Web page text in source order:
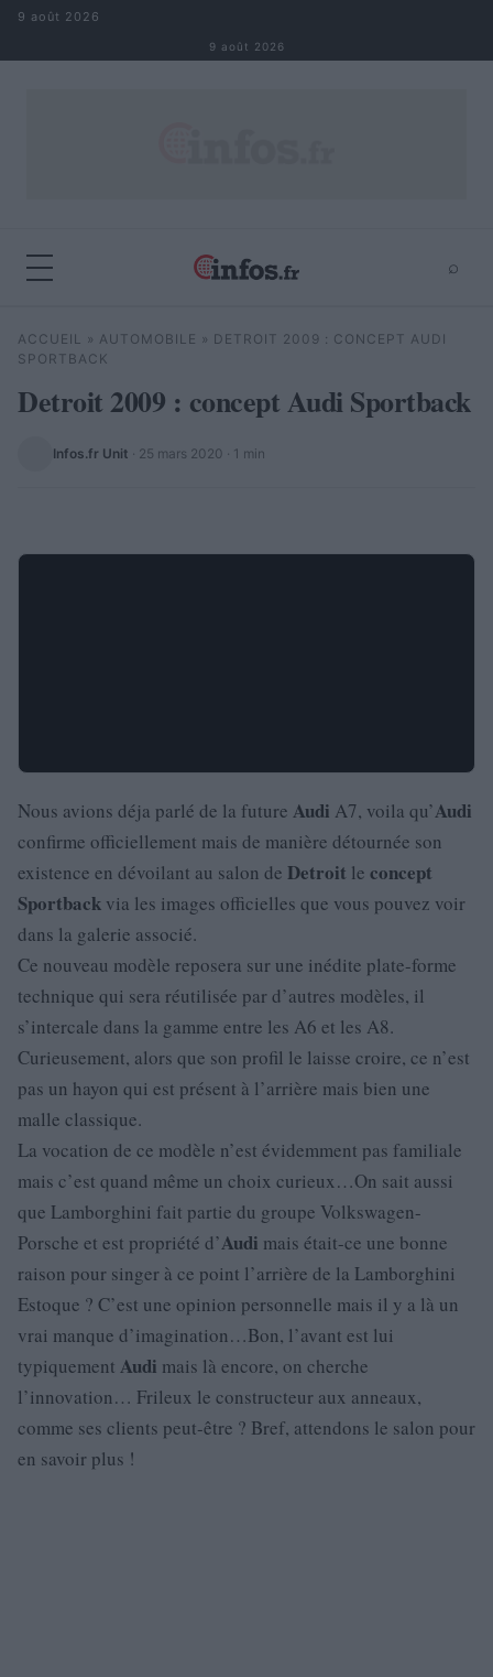
Aller au contenu
9 août 2026
9 août 2026
⌕
Rechercher ⌕
ACCUEIL » AUTOMOBILE » DETROIT 2009 : CONCEPT AUDI
SPORTBACK
Detroit 2009 : concept Audi Sportback
Infos.fr Unit · 25 mars 2020 · 1 min
Nous avions déja parlé de la future Audi A7, voila qu’Audi
confirme officiellement mais de manière détournée son
existence en dévoilant au salon de Detroit le concept
Sportback via les images officielles que vous pouvez voir
dans la galerie associé.
Ce nouveau modèle reposera sur une inédite plate-forme
technique qui sera réutilisée par d’autres modèles, il
s’intercale dans la gamme entre les A6 et les A8.
Curieusement, alors que son profil le laisse croire, ce n’est
pas un hayon qui est présent à l’arrière mais bien une
malle classique.
La vocation de ce modèle n’est évidemment pas familiale
mais c’est quand même un choix curieux…On sait aussi
que Lamborghini fait partie du groupe Volkswagen-
Porsche et est propriété d’Audi mais était-ce une bonne
raison pour singer à ce point l’arrière de la Lamborghini
Estoque ? C’est une opinion personnelle mais il y a là un
vrai manque d’imagination…Bon, l’avant est lui
typiquement Audi mais là encore, on cherche
l’innovation… Frileux le constructeur aux anneaux,
comme ses clients peut-être ? Bref, attendons le salon pour
en savoir plus !